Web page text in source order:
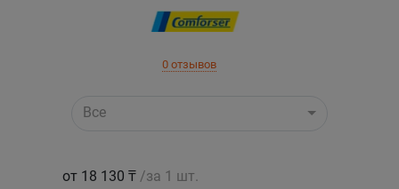
0 отзывов
Все
от 18 130 ₸ /за 1 шт.
Уральск